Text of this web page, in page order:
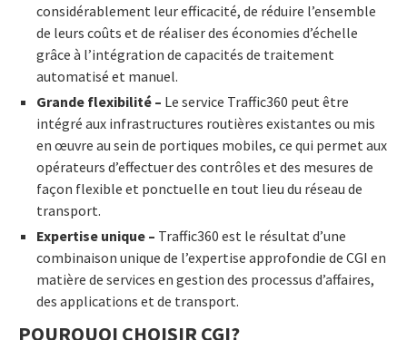
considérablement leur efficacité, de réduire l’ensemble
de leurs coûts et de réaliser des économies d’échelle
grâce à l’intégration de capacités de traitement
automatisé et manuel.
Grande flexibilité – Le service Traffic360 peut être
intégré aux infrastructures routières existantes ou mis
en œuvre au sein de portiques mobiles, ce qui permet aux
opérateurs d’effectuer des contrôles et des mesures de
façon flexible et ponctuelle en tout lieu du réseau de
transport.
Expertise unique – Traffic360 est le résultat d’une
combinaison unique de l’expertise approfondie de CGI en
matière de services en gestion des processus d’affaires,
des applications et de transport.
POURQUOI CHOISIR CGI?